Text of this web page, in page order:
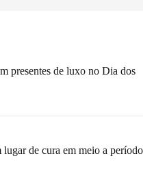
presentes de luxo no Dia dos
de cura em meio a período